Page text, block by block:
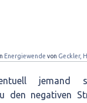
Energiewende von Geckler,
jemand
den negativen